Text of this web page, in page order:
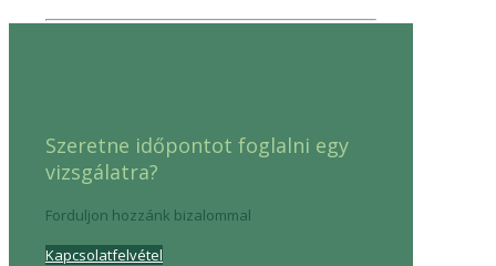
Szeretne időpontot foglalni egy
vizsgálatra?
Forduljon hozzánk bizalommal
Kapcsolatfelvétel